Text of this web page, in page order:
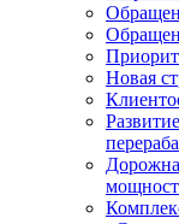
Новая